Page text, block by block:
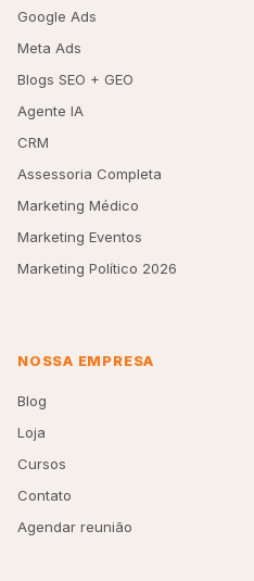
Google Ads
Meta Ads
Blogs SEO + GEO
Agente IA
CRM
Assessoria Completa
Marketing Médico
Marketing Eventos
Marketing Político 2026
NOSSA EMPRESA
Blog
Loja
Cursos
Contato
Agendar reunião